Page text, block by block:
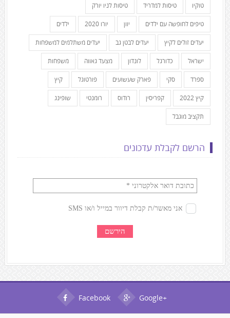
טוקיו טיסות למדריד טיסות לניו יורק
טיפים לחופשה עם ילדים יוון יורו 2020 ילדים
יעדים זולים לקיץ יעדים לבטן גב יעדים משתלמים למשפחות
ישראל כדורגל לונדון מצעד גאווה משפחות
ספרד סקי פארק שעשועים פורטוגל קיץ
קיץ 2022 קפריסין רודוס רומנטי שופינג
תקציב מוגבל
הרשם לקבלת עדכונים
Facebook Google+